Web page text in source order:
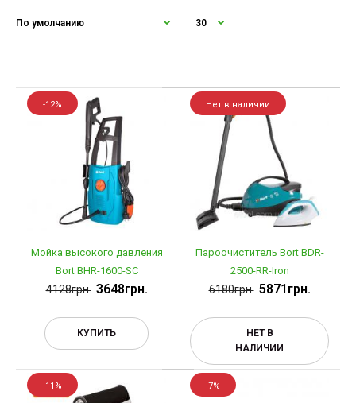
-12%
Мойка высокого давления
Bort BHR-1600-SC
4128грн. 3648грн.
КУПИТЬ
Нет в наличии
Пароочиститель Bort BDR-
2500-RR-Iron
6180грн. 5871грн.
НЕТ В
НАЛИЧИИ
-11% -7%